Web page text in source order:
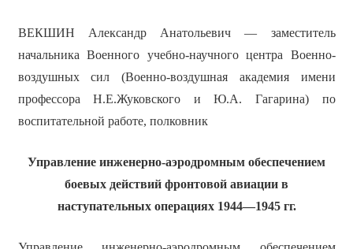
ВЕКШИН Александр Анатольевич — заместитель
начальника Военного учебно-научного центра Военно-
воздушных сил (Военно-воздушная академия имени
профессора Н.Е.Жуковского и Ю.А. Гагарина) по
воспитательной работе, полковник
Управление инженерно-аэродромным обеспечением
боевых действий фронтовой авиации в
наступательных операциях 1944—1945 гг.